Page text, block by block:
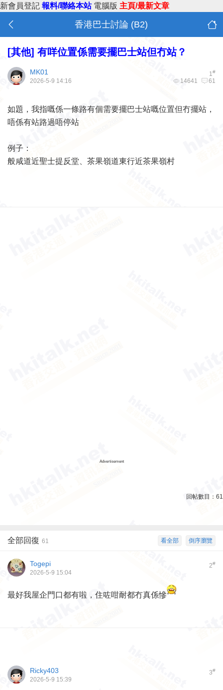
新會員登記 報料/聯絡本站 電腦版 主頁/最新文章
香港巴士討論 (B2)
[其他] 有咩位置係需要擺巴士站但冇站？
1#
MK01
14641 61
2026-5-9 14:16
如題，我指嘅係一條路有個需要擺巴士站嘅位置但冇擺站，
唔係有站路過唔停站
例子：
般咸道近聖士提反堂、茶果嶺道東行近茶果嶺村
Advertisement
回帖數目： 61
倒序瀏覽
看全部
全部回復 61
2#
Togepi
2026-5-9 15:04
最好我屋企門口都有啦，住咗咁耐都冇真係慘
3#
Ricky403
2026-5-9 15:39